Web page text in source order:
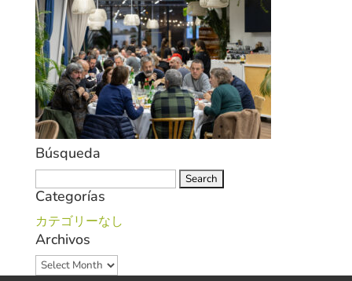
Búsqueda
for:
Categorías
カテゴリーなし
Archivos
Archivos